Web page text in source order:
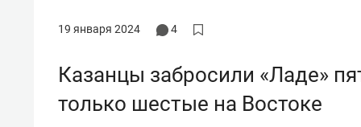
19 января 2024 4
Казанцы забросили «Ладе»
только шестые на Востоке